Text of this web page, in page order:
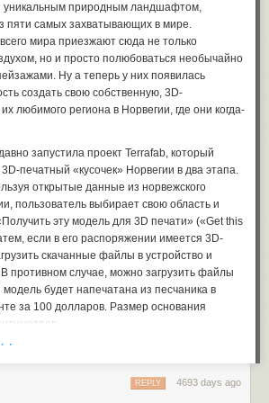
разведки и ближайшего партнера
2014 британский еженедельник New
известных в стране и мире научно-
опубликовал весьма резонансную статью –
письмо-призыв – математика Тома
из Эдинбургского университета.
если присмотреться чуть повнимательнее,
идею древнегреческой героини
специфических условиях современной науки
со шпионскими спецслужбами
кратком изложении содержание
сводится к тому же самому принципу
Ну а если чуть поподробнее, то
следующее.
национальной безопасности (NSA) и
правительственной связи (GCHQ) в
вообще возможно.
нашей электронной почты, текстовых
же супрематического дизайна предложит
модернистской чайной
больше о г-не Малевиче и его
месяце посетите Амстердам. 18-го
Амстердама голландская Королева
Малевич и русский авангард», которая
уникальным природным ландшафтом,
пяти самых захватывающих в мире.
мира приезжают сюда не только
но и просто полюбоваться необычайно
Ну а теперь у них появилась
создать свою собственную, 3D-
любимого региона в Норвегии, где они когда-
запустила проект Terrafab, который
печатный «кусочек» Норвегии в два этапа.
открытые данные из норвежского
пользователь выбирает свою область и
эту модель для 3D печати» («Get this
если в его распоряжении имеется 3D-
скачанные файлы в устройство и
противном случае, можно загрузить файлы
будет напечатана из песчаника в
за 100 долларов. Размер основания
· ·
4693 days ago
REPLY